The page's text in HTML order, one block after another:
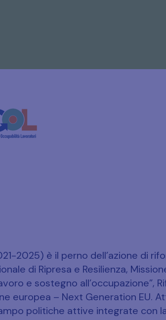
2025) è il perno dell’azione di
di Ripresa e Resilienza,
e sostegno all’occupazione”,
europea – Next Generation EU.
politiche attive integrate con